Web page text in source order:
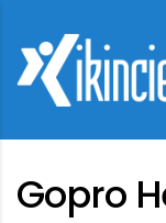
Gopro